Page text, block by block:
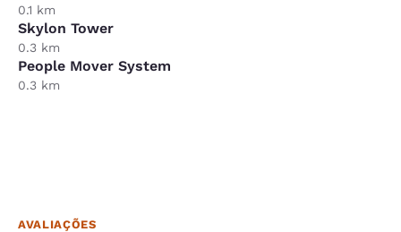
0.1 km
Skylon Tower
0.3 km
People Mover System
0.3 km
AVALIAÇÕES